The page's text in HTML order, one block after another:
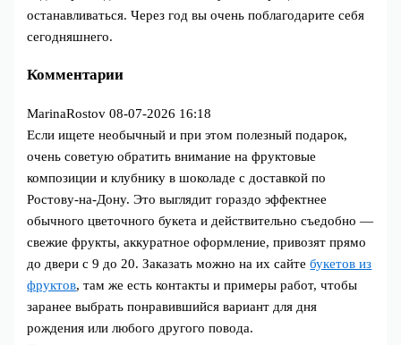
останавливаться. Через год вы очень поблагодарите себя
сегодняшнего.
Комментарии
MarinaRostov 08-07-2026 16:18
Если ищете необычный и при этом полезный подарок,
очень советую обратить внимание на фруктовые
композиции и клубнику в шоколаде с доставкой по
Ростову-на-Дону. Это выглядит гораздо эффектнее
обычного цветочного букета и действительно съедобно —
свежие фрукты, аккуратное оформление, привозят прямо
до двери с 9 до 20. Заказать можно на их сайтебукетов из
фруктов, там же есть контакты и примеры работ, чтобы
заранее выбрать понравившийся вариант для дня
рождения или любого другого повода.